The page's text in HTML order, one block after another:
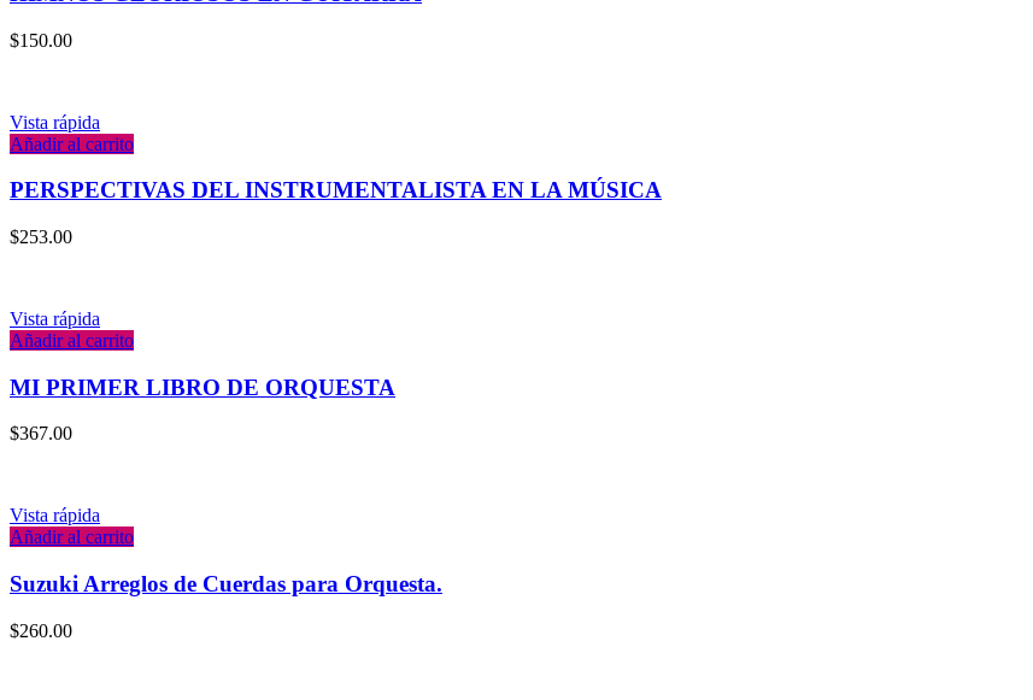
$150.00
Vista rápida
Añadir al carrito
PERSPECTIVAS DEL INSTRUMENTALISTA EN LA MÚSICA
$253.00
Vista rápida
Añadir al carrito
MI PRIMER LIBRO DE ORQUESTA
$367.00
Vista rápida
Añadir al carrito
Suzuki Arreglos de Cuerdas para Orquesta.
$260.00